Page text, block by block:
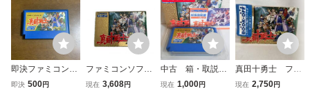
即決ファミコンソ
フト 真田十勇士 K
即決 500円
ファミコンソフト
真田十勇士
現在 3,608円
中古 箱・取説
付 真田十勇士 フ
現在 1,000円
真田十勇士 ファ
ミコン
現在 2,750円